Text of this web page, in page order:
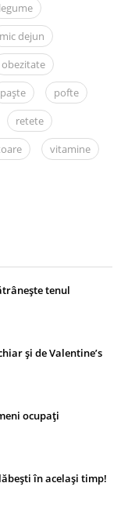
legume
mic dejun
obezitate
paște
pofte
retete
vitamine
tenul
și de Valentine’s
ocupați
în același timp!